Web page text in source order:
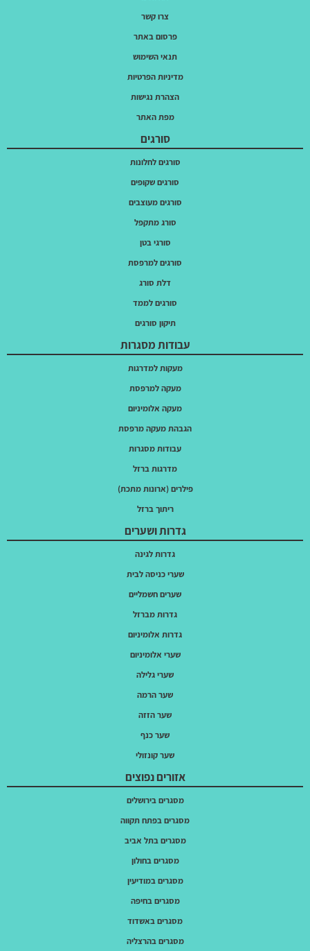
צרו קשר
פרסום באתר
תנאי השימוש
מדיניות הפרטיות
הצהרת נגישות
מפת האתר
סורגים
סורגים לחלונות
סורגים שקופים
סורגים מעוצבים
סורג מתקפל
סורגי בטן
סורגים למרפסת
דלת סורג
סורגים לממד
תיקון סורגים
עבודות מסגרות
מעקות למדרגות
מעקה למרפסת
מעקה אלומיניום
הגבהת מעקה מרפסת
עבודות מסגרות
מדרגות ברזל
פילרים (ארונות מתכת)
ריתוך ברזל
גדרות ושערים
גדרות לגינה
שערי כניסה לבית
שערים חשמליים
גדרות מברזל
גדרות אלומיניום
שערי אלומיניום
שערי גלילה
שער הרמה
שער הזזה
שער כנף
שער קונזולי
אזורים נפוצים
מסגרים בירושלים
מסגרים בפתח תקווה
מסגרים בתל אביב
מסגרים בחולון
מסגרים במודיעין
מסגרים בחיפה
מסגרים באשדוד
מסגרים בהרצליה